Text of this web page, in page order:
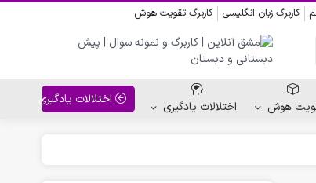
کاربرگ زبان انگلیسی کاربرگ تقویت هوش
هوش اختلالات یادگیری اختلالات یادگیری